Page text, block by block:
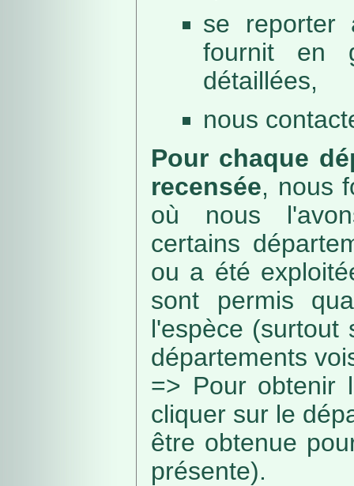
se reporter
fournit en
détaillées,
nous
Pour chaque
recensée, nous
où nous
certains
ou a été
sont permis
l'espèce (surtout
départements
=> Pour obtenir
cliquer sur le
être obtenue
présente).